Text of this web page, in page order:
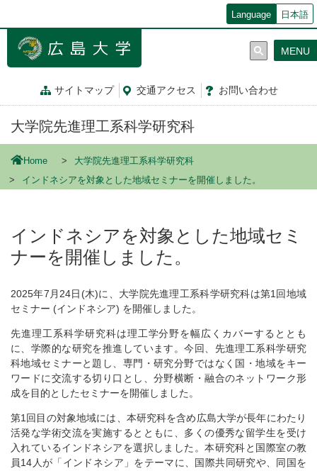
ン
Language 日本語
サイトマップ 交通アクセス お問い合わせ
MENU
大学院先進理工系科学研究科
Home
大学院先進理工系科学研究科
インドネシアを対象とした地域セミナーを開催しました。
インドネシアを対象とした地域セミ
ナーを開催しました。
2025年7月24日(木)に、大学院先進理工系科学研究科は第1回地域
セミナー (インドネシア) を開催しました。
先進理工系科学研究科は理工学分野を幅広くカバーするととも
に、学際的な研究を推進しています。今回、先進理工系科学研究
科地域セミナーと題し、専門・研究分野ではなく国・地域をキー
ワードに交流する切り口とし、分野横断・融合のネットワーク形
成を目的としたセミナーを開催しました。
第1回目の対象地域には、本研究科を含め広島大学が長年にわたり
活発な学術交流を実施するとともに、多くの優秀な留学生を受け
入れているインドネシアを選択しました。本研究科と国際室の教
員14人が「インドネシア」をテーマに、国際共同研究や、同国を